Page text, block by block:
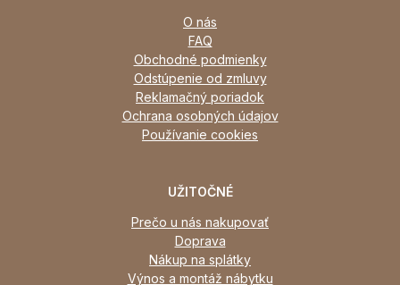
O nás
FAQ
Obchodné podmienky
Odstúpenie od zmluvy
Reklamačný poriadok
Ochrana osobných údajov
Používanie cookies
UŽITOČNÉ
Prečo u nás nakupovať
Doprava
Nákup na splátky
Výnos a montáž nábytku